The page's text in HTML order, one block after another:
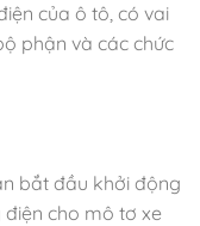
của ô tô, có vai
phận và các chức
bắt đầu khởi động
cho mô tơ xe